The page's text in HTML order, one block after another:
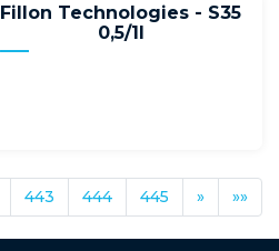
Fillon Technologies - S35
0,5/1l
443 444 445 » »»